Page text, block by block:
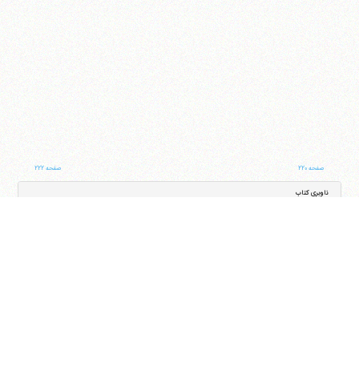
صفحه ۲۲۰ صفحه ۲۲۲
ناوبری کتاب